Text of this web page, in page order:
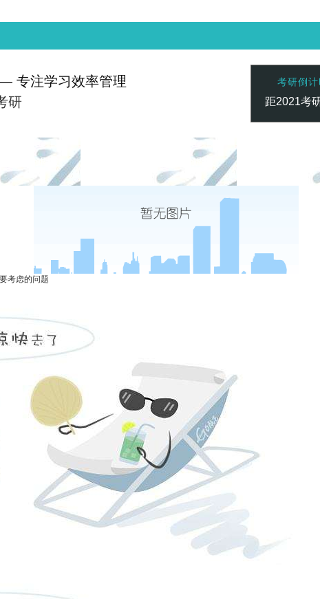
专注学习效率管理
研
考研倒
距2021考
家 一触即发 凯发vip-天生赢家 一触即发
考虑的问题